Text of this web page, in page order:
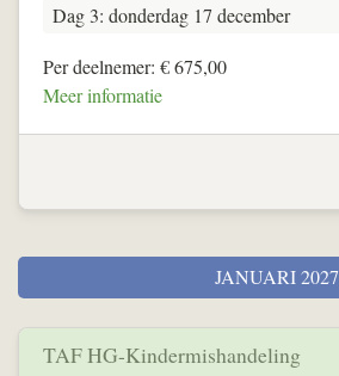
Dag 3: donderdag 17 december
Per deelnemer: € 675,00
Meer informatie
JANUARI 2027
TAF HG-Kindermishandeling